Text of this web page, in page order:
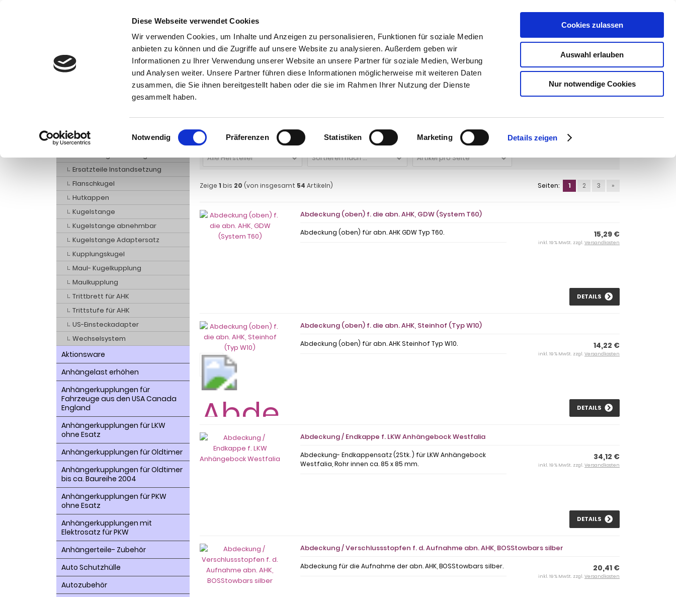
Diese Webseite verwendet Cookies
Wir verwenden Cookies, um Inhalte und Anzeigen zu personalisieren, Funktionen für soziale Medien
anbieten zu können und die Zugriffe auf unsere Website zu analysieren. Außerdem geben wir
Informationen zu Ihrer Verwendung unserer Website an unsere Partner für soziale Medien, Werbung
und Analysen weiter. Unsere Partner führen diese Informationen möglicherweise mit weiteren Daten
zusammen, die Sie ihnen bereitgestellt haben oder die sie im Rahmen Ihrer Nutzung der Dienste
gesammelt haben.
Einwilligungsauswahl
Notwendig Präferenzen Statistiken Marketing Details zeigen
Cookies zulassen
Auswahl erlauben
Nur notwendige Cookies
SUCHEN
Kontakt 0 44 89 - 92 34 67 6 AHK-Finder Kasse Warenkorb 0 Artikel
Abdeckung AHK
Alle Hersteller Sortieren nach ... Artikel pro Seite
Zeige 1 bis 20 (von insgesamt 54 Artikeln) Seiten: 1 2 3 »
Abdeckung (oben) f. die abn. AHK, GDW (System T60)
Abdeckung (oben) für abn. AHK GDW Typ T60. 15,29 €
inkl. 19 % MwSt. zzgl. Versandkosten
DETAILS
Abdeckung (oben) f. die abn. AHK, Steinhof (Typ W10)
Abdeckung (oben) für abn. AHK Steinhof Typ W10. 14,22 €
inkl. 19 % MwSt. zzgl. Versandkosten
DETAILS
Abdeckung / Endkappe f. LKW Anhängebock Westfalia
Abdeckung- Endkappensatz (2Stk. ) für LKW Anhängebock
Westfalia, Rohr innen ca. 85 x 85 mm.
34,12 €
inkl. 19 % MwSt. zzgl. Versandkosten
DETAILS
Abdeckung / Verschlussstopfen f. d. Aufnahme abn. AHK, BOSStowbars silber
Abdeckung für die Aufnahme der abn. AHK, BOSStowbars silber. 20,41 €
inkl. 19 % MwSt. zzgl. Versandkosten
Kategorien
AHK- Zubehör, Ersatzteile
Abdeckung AHK
Abdeckung Stoßstange
Ersatzteile Instandsetzung
Flanschkugel
Hutkappen
Kugelstange
Kugelstange abnehmbar
Kugelstange Adaptersatz
Kupplungskugel
Maul- Kugelkupplung
Maulkupplung
Trittbrett für AHK
Trittstufe für AHK
US-Einsteckadapter
Wechselsystem
Aktionsware
Anhängelast erhöhen
Anhängerkupplungen für
Fahrzeuge aus den USA Canada
England
Anhängerkupplungen für LKW
ohne Esatz
Anhängerkupplungen für Oldtimer
Anhängerkupplungen für Oldtimer
bis ca. Baureihe 2004
Anhängerkupplungen für PKW
ohne Esatz
Anhängerkupplungen mit
Elektrosatz für PKW
Anhängerteile- Zubehör
Auto Schutzhülle
Autozubehör